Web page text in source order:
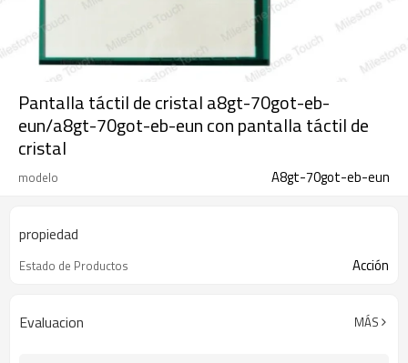
Pantalla táctil de cristal a8gt-70got-eb-
eun/a8gt-70got-eb-eun con pantalla táctil de
cristal
modelo A8gt-70got-eb-eun
propiedad
Estado de Productos Acción
Evaluacion MÁS